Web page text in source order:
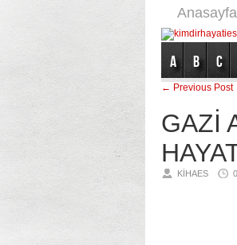
Anasayfa
A B C
← Previous Post
GAZİ
KIHAES